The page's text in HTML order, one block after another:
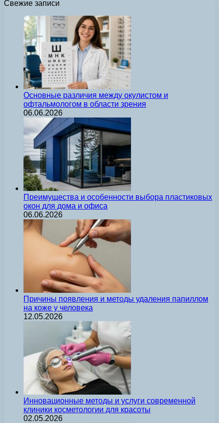
Свежие записи
Основные различия между окулистом и
офтальмологом в области зрения
06.06.2026
Преимущества и особенности выбора пластиковых
окон для дома и офиса
06.06.2026
Причины появления и методы удаления папиллом
на коже у человека
12.05.2026
Инновационные методы и услуги современной
клиники косметологии для красоты
02.05.2026